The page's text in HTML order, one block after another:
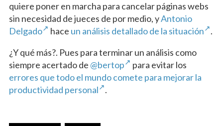
quiere poner en marcha para cancelar páginas webs
sin necesidad de jueces de por medio, yAntonio
Delgado
hace un análisis detallado de la situación
.
¿Y qué más?. Pues para terminar un análisis como
siempre acertado de @bertop
para evitar los
errores que todo el mundo comete para mejorar la
productividad personal
.